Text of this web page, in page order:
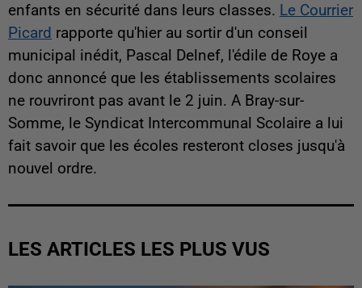
enfants en sécurité dans leurs classes. Le Courrier
Picard rapporte qu'hier au sortir d'un conseil
municipal inédit, Pascal Delnef, l'édile de Roye a
donc annoncé que les établissements scolaires
ne rouvriront pas avant le 2 juin. A Bray-sur-
Somme, le Syndicat Intercommunal Scolaire a lui
fait savoir que les écoles resteront closes jusqu'à
nouvel ordre.
LES ARTICLES LES PLUS VUS